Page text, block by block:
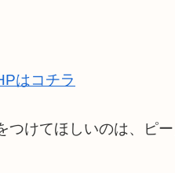
はコチラ
つけてほしいのは、ピ